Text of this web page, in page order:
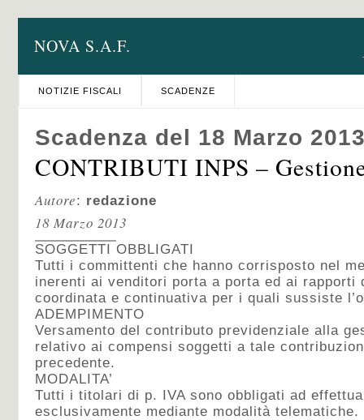
NOVA S.A.F.
NOTIZIE FISCALI SCADENZE
Scadenza del 18 Marzo
CONTRIBUTI INPS –
Autore: redazione
18 Marzo 2013
SOGGETTI OBBLIGATI
Tutti i committenti che hanno corrisposto nel
inerenti ai venditori porta a porta ed ai rapporti
coordinata e continuativa per i quali sussiste
ADEMPIMENTO
Versamento del contributo previdenziale alla
relativo ai compensi soggetti a tale
precedente.
MODALITA’
Tutti i titolari di p. IVA sono obbligati ad
esclusivamente mediante modalità telematiche.